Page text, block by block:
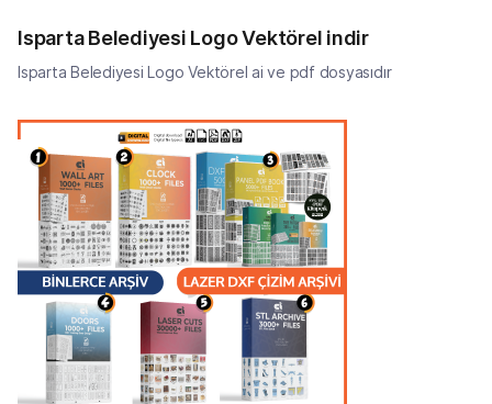
Isparta Belediyesi Logo Vektörel indir
Isparta Belediyesi Logo Vektörel ai ve pdf dosyasıdır